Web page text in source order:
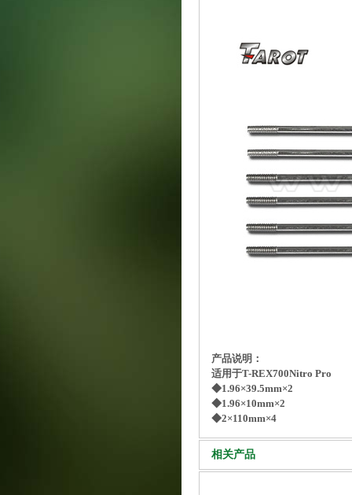
产品说明：
适用于T-REX700Nitro Pro
◆1.96×39.5mm×2
◆1.96×10mm×2
◆2×110mm×4
相关产品